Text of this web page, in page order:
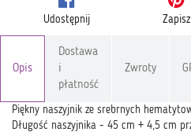
Udostępnij Zapisz
Opis
Dostawa
i
płatność
Zwroty
Piękny naszyjnik ze srebrnych
Długość naszyjnika - 45 cm + 4,5 cm